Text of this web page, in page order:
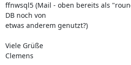
ffnwsql5 (Mail - oben bereits als
DB noch von
etwas anderem genutzt?)
Viele Grüße
Clemens